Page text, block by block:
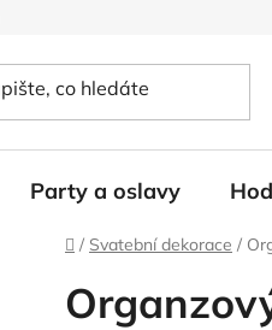
Party a oslavy
Domů
/ Svatební dekorace /